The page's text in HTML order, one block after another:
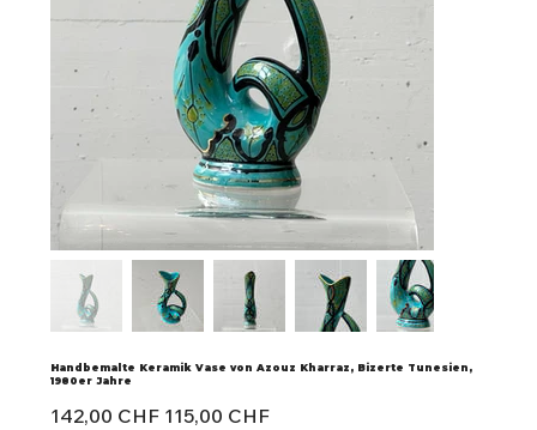
Handbemalte Keramik Vase von Azouz Kharraz, Bizerte Tunesien,
1980er Jahre
Ursprünglicher
Preis
142,00 CHF Angebotspreis
115,00 CHF